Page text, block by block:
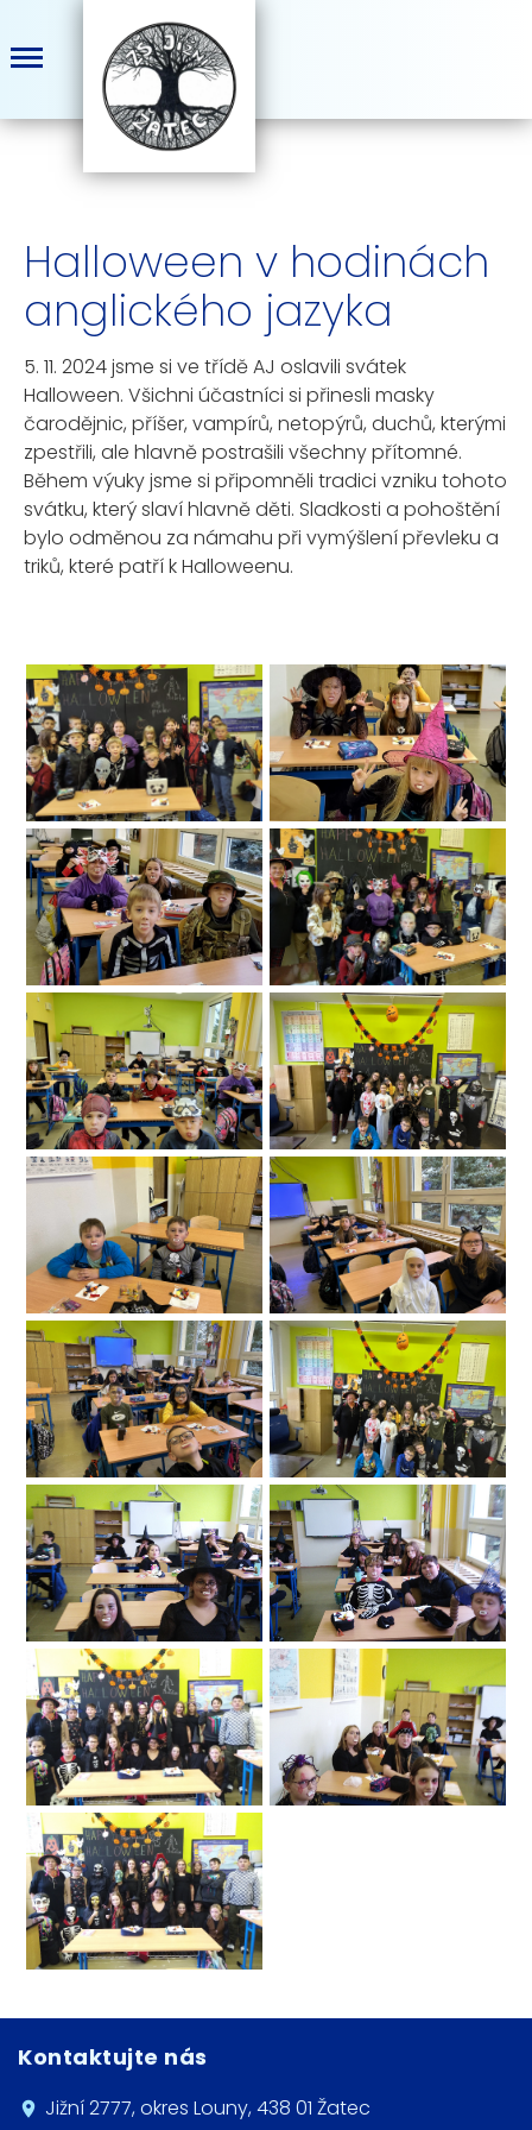
Halloween v hodinách
anglického jazyka
5. 11. 2024 jsme si ve třídě AJ oslavili svátek
Halloween. Všichni účastníci si přinesli masky
čarodějnic, příšer, vampírů, netopýrů, duchů, kterými
zpestřili, ale hlavně postrašili všechny přítomné.
Během výuky jsme si připomněli tradici vzniku tohoto
svátku, který slaví hlavně děti. Sladkosti a pohoštění
bylo odměnou za námahu při vymýšlení převleku a
triků, které patří k Halloweenu.
Kontaktujte nás
Jižní 2777, okres Louny, 438 01 Žatec